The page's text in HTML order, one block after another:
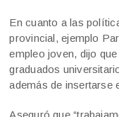
En cuanto a las
provincial, ejemplo
empleo joven, dijo
graduados
además de insertarse